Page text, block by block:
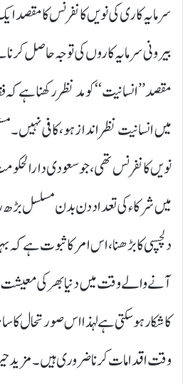
سرمایہ کاری کی نویں کانفرنس کا
بیرونی سرمایہ کاروں کی توجہ حاصل
مقصد ’’ انسانیت ‘‘ کو مد نظر رکھنا ہے
میں انسانیت نظرانداز ہو،کافی نہیں۔
نویں کانفرنس تھی ،جو سعودی
میں شرکاء کی تعداد دن بدن مسلسل بڑھ
دلچسپی کا بڑھنا ،اس امر کا ثبوت ہے
آنے والے وقت میں دنیا بھر کی معیشت
کا شکار ہوسکتی ہے لہذا اس صورتحال
وقت اقدامات کرنا ضروری ہیں۔